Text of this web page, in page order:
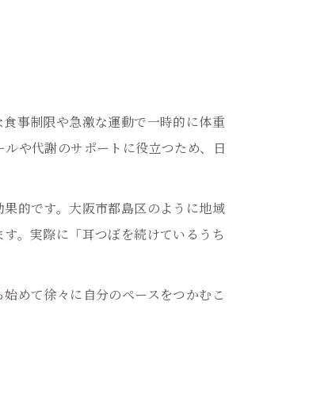
事制限や急激な運動で一時的に体重
や代謝のサポートに役立つため、日
的です。大阪市都島区のように地域
。実際に「耳つぼを続けているうち
めて徐々に自分のペースをつかむこ